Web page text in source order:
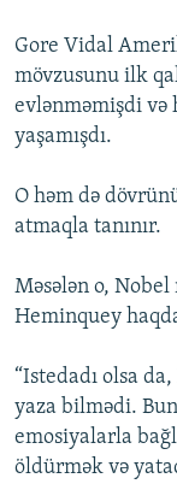
Gore Vidal
mövzusunu ilk
evlənməmişdi və
yaşamışdı.
O həm də
atmaqla tanınır.
Məsələn o, Nobel
Heminquey
“Istedadı olsa
yaza bilmədi.
emosiyalarla
öldürmək və